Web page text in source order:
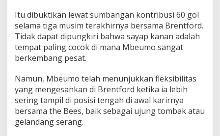
Itu dibuktikan lewat sumbangan kontribusi 60 gol
selama tiga musim terakhirnya bersama Brentford.
Tidak dapat dipungkiri bahwa sayap kanan adalah
tempat paling cocok di mana Mbeumo sangat
berkembang pesat.
Namun, Mbeumo telah menunjukkan fleksibilitas
yang mengesankan di Brentford ketika ia lebih
sering tampil di posisi tengah di awal karirnya
bersama the Bees, baik sebagai ujung tombak atau
gelandang serang.